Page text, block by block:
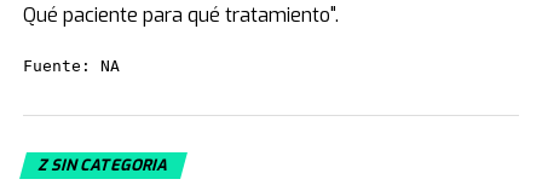
Qué paciente para qué tratamiento".
Fuente: NA
Z SIN CATEGORIA